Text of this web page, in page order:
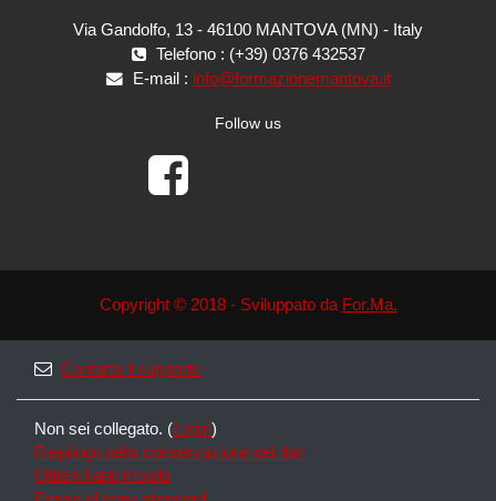
Via Gandolfo, 13 - 46100 MANTOVA (MN) - Italy
Telefono : (+39) 0376 432537
E-mail : info@formazionemantova.it
Follow us
Copyright © 2018 - Sviluppato da For.Ma.
Contatta il supporto
Non sei collegato. ( Login)
Riepilogo della conservazione dei dati
Ottieni l'app mobile